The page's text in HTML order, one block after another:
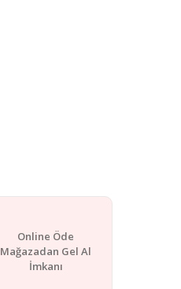
Online Öde
Mağazadan Gel Al
İmkanı